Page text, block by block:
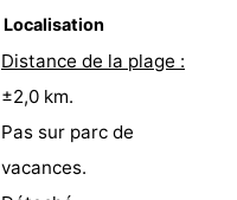
Localisation
Distance de la plage :
±2,0 km.
Pas sur parc de
vacances.